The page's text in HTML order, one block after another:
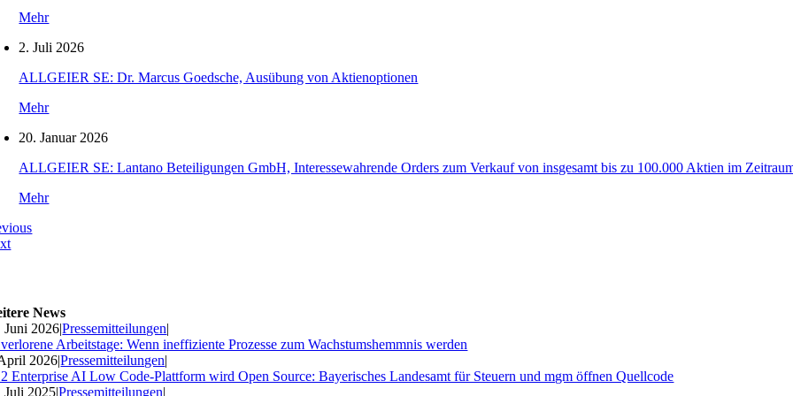
Mehr
2. Juli 2026
ALLGEIER SE: Dr. Marcus Goedsche, Ausübung von Aktienoptionen
Mehr
20. Januar 2026
ALLGEIER SE: Lantano Beteiligungen GmbH, Interessewahrende Orders zum Verkauf von insgesamt bis zu 100.000 Aktien im
Mehr
News
Juni 2026|Pressemitteilungen|
Arbeitstage: Wenn ineffiziente Prozesse zum Wachstumshemmnis werden
2026|Pressemitteilungen|
Enterprise AI Low Code-Plattform wird Open Source: Bayerisches Landesamt für Steuern und mgm öffnen Quellcode
Juli 2025|Pressemitteilungen|